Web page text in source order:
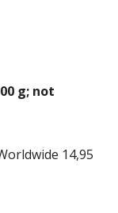
g; not
14,95